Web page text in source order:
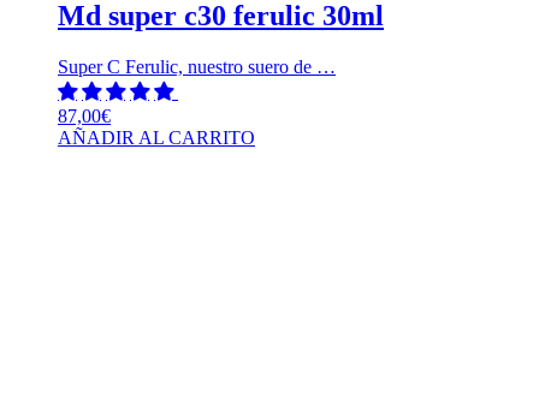
Md super c30 ferulic 30ml
Super C Ferulic, nuestro suero de …
87,00€
AÑADIR AL CARRITO